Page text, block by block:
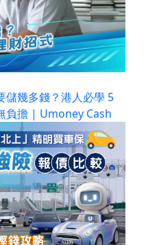
儲幾多錢？港人必學 5
負擔 | Umoney Cash